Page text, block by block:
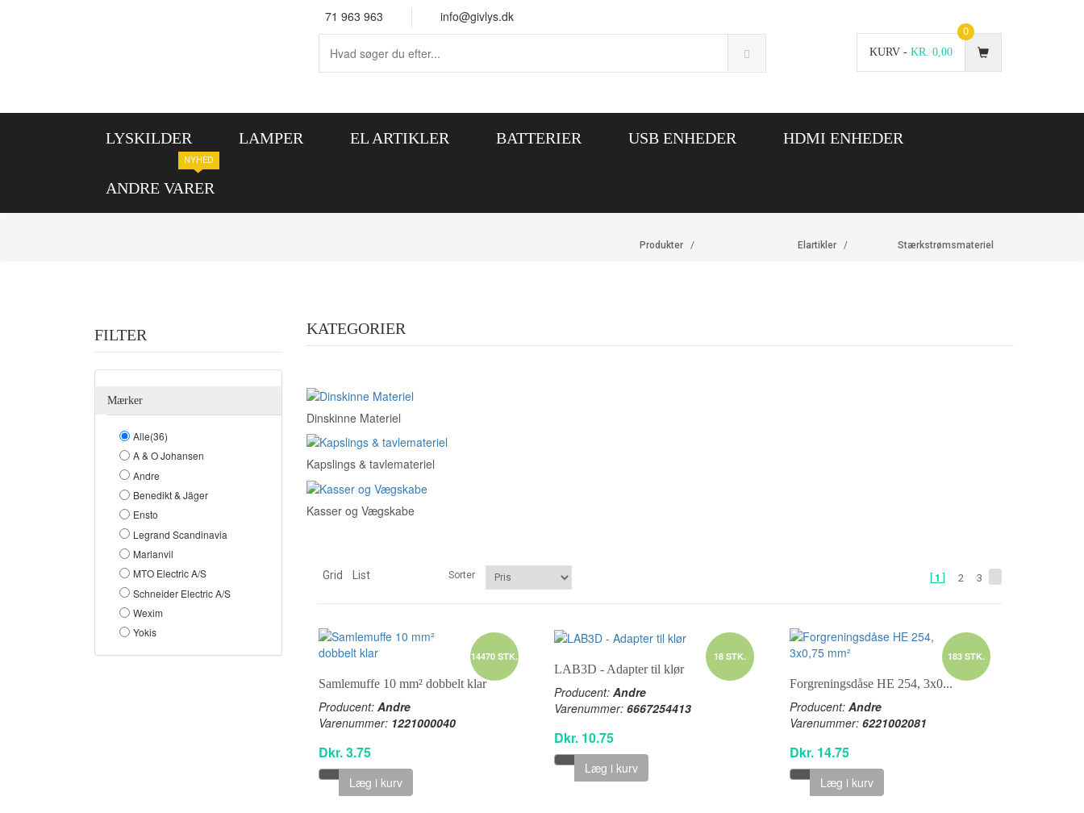
71 963 963 info@givlys.dk
KURV - KR. 0,00
0
LYSKILDER LAMPER EL ARTIKLER BATTERIER USB ENHEDER HDMI ENHEDER
ANDRE VARER
NYHED
Produkter Elartikler Stærkstrømsmateriel
FILTER
Mærker
Alle(36)
A & O Johansen
Andre
Benedikt & Jäger
Ensto
Legrand Scandinavia
Marlanvil
MTO Electric A/S
Schneider Electric A/S
Wexim
Yokis
KATEGORIER
Dinskinne Materiel
Kapslings & tavlemateriel
Kasser og Vægskabe
Grid List Sorter 1 2 3
14470 STK.
Samlemuffe 10 mm² dobbelt klar
Producent: Andre
Varenummer: 1221000040
Dkr. 3.75
Læg i kurv
18 STK.
LAB3D - Adapter til klør
Producent: Andre
Varenummer: 6667254413
Dkr. 10.75
Læg i kurv
183 STK.
Forgreningsdåse HE 254, 3x0...
Producent:Andre
Varenummer:6221002081
Dkr. 14.75
Læg i kurv